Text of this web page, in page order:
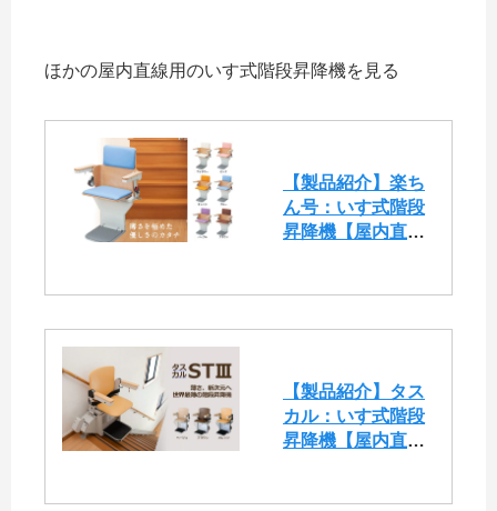
ほかの屋内直線用のいす式階段昇降機を見る
【製品紹介】楽ち
ん号：いす式階段
昇降機【屋内直線
【製品紹介】タス
カル：いす式階段
昇降機【屋内直線